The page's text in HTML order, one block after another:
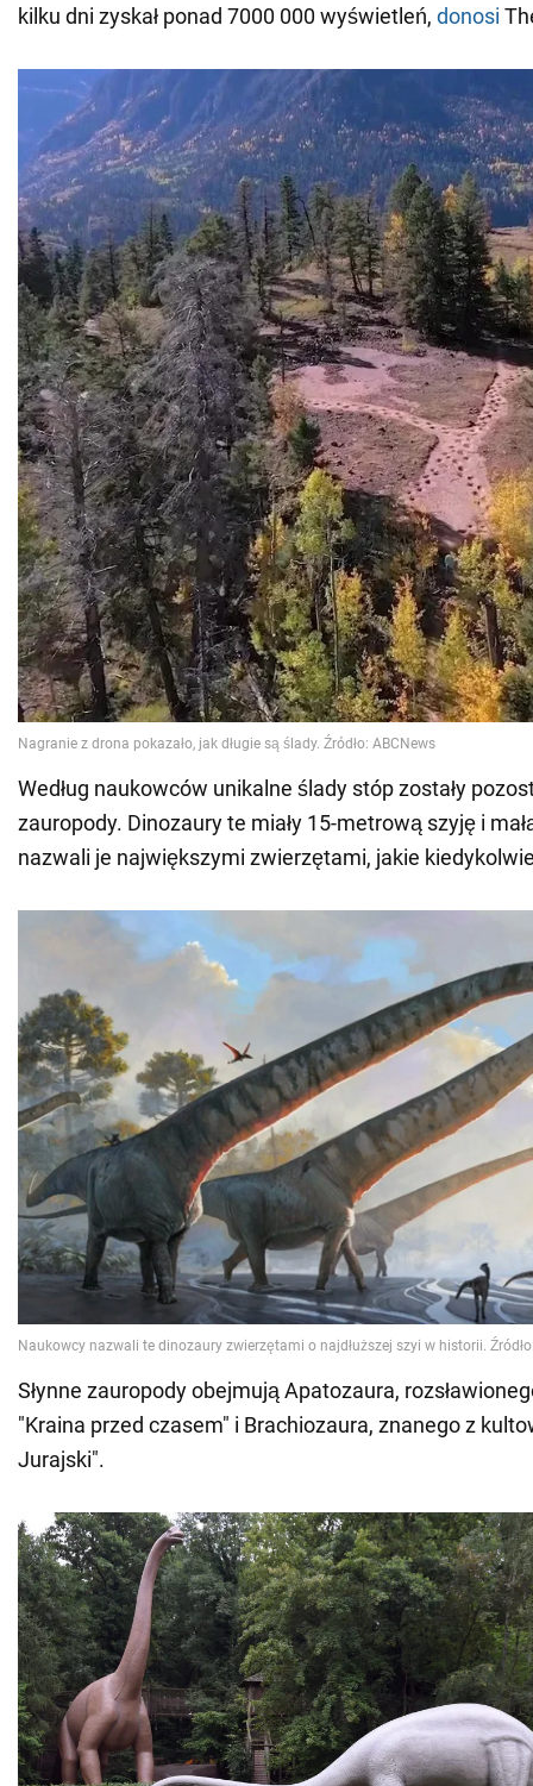
kilku dni zyskał ponad 7000 000 wyświetleń, donosi
Według naukowców unikalne ślady stóp zostały
zauropody. Dinozaury te miały 15-metrową szyję i
nazwali je największymi zwierzętami, jakie
Słynne zauropody obejmują Apatozaura,
"Kraina przed czasem" i Brachiozaura, znanego z
Jurajski".